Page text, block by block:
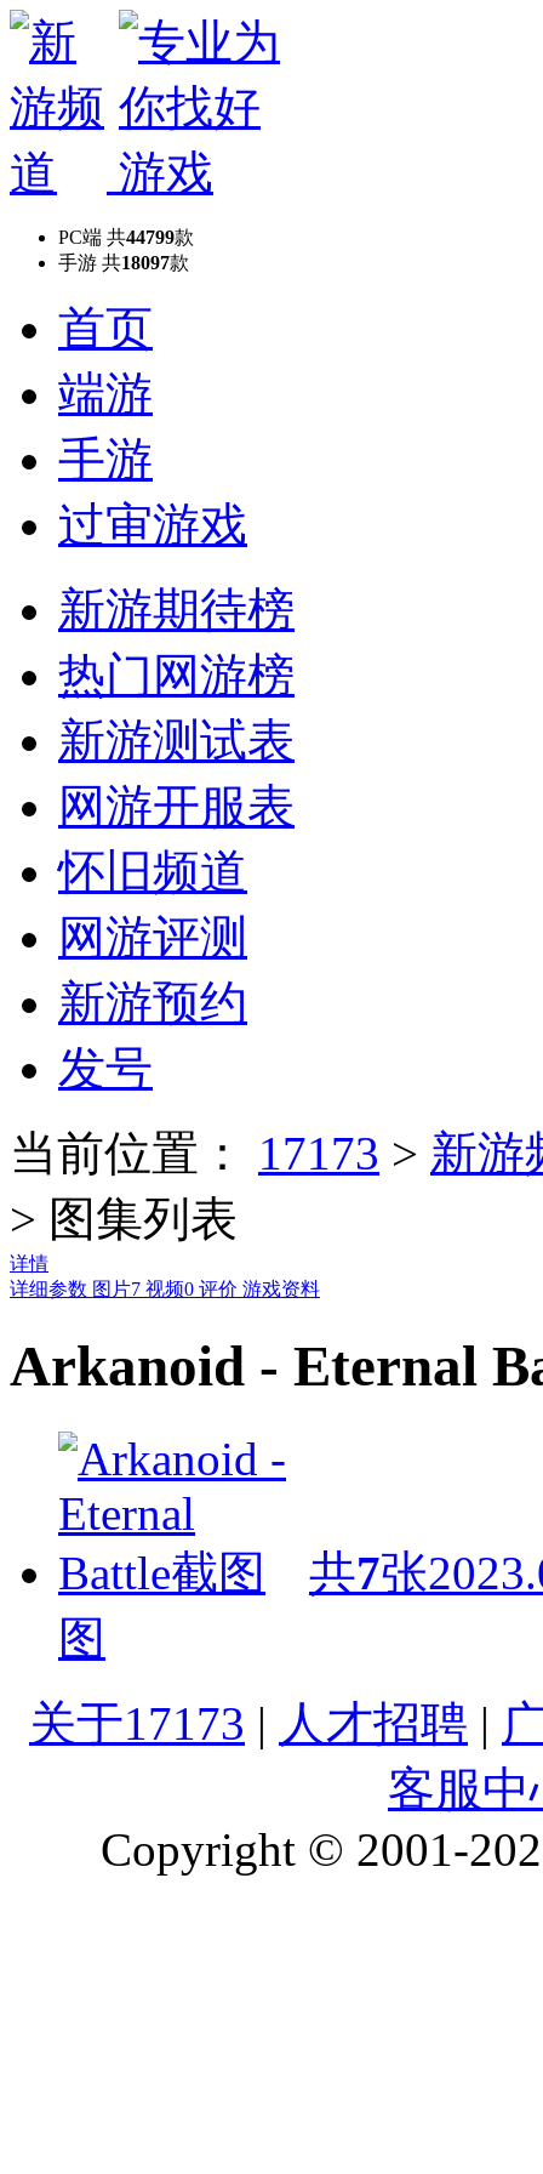
PC端 共44799款
手游 共18097款
首页
端游
手游
过审游戏
新游期待榜
热门网游榜
新游测试表
网游开服表
怀旧频道
网游评测
新游预约
发号
当前位置： 17173 > 新游
> 图集列表
详情
详细参数 图片7 视频0 评价 游戏资料
Arkanoid - Eternal
共7张
图
关于17173 | 人才招聘 |
客服中
Copyright © 2001-